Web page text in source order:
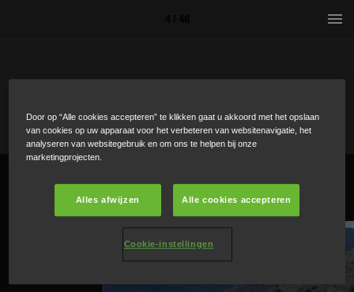
Door op “Alle cookies accepteren” te klikken gaat u akkoord met het opslaan
van cookies op uw apparaat voor het verbeteren van websitenavigatie, het
analyseren van websitegebruik en om ons te helpen bij onze
marketingprojecten.
Alles afwijzen Alle cookies accepteren
Cookie-instellingen